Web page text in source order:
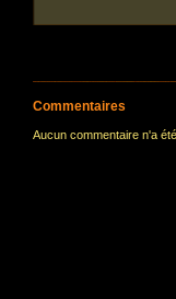
Commentaires
Aucun commentaire n'a